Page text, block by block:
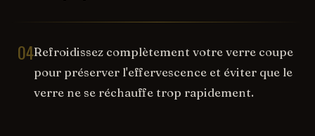
04Refroidissez complètement votre verre coupe
pour préserver l'effervescence et éviter que le
verre ne se réchauffe trop rapidement.